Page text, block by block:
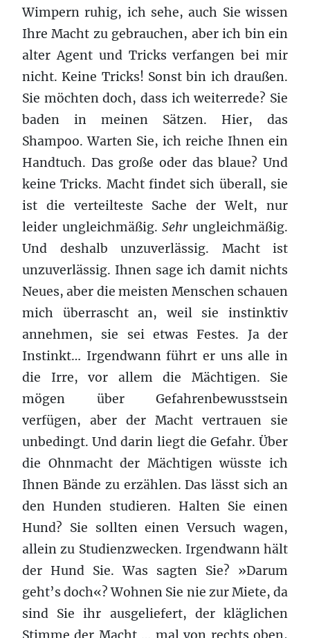
Wimpern ruhig, ich sehe, auch Sie wissen
Ihre Macht zu gebrauchen, aber ich bin ein
alter Agent und Tricks verfangen bei mir
nicht. Keine Tricks! Sonst bin ich draußen.
Sie möchten doch, dass ich weiterrede? Sie
baden in meinen Sätzen. Hier, das
Shampoo. Warten Sie, ich reiche Ihnen ein
Handtuch. Das große oder das blaue? Und
keine Tricks. Macht findet sich überall, sie
ist die verteilteste Sache der Welt, nur
leider ungleichmäßig.Sehrungleichmäßig.
Und deshalb unzuverlässig. Macht ist
unzuverlässig. Ihnen sage ich damit nichts
Neues, aber die meisten Menschen schauen
mich überrascht an, weil sie instinktiv
annehmen, sie sei etwas Festes. Ja der
Instinkt… Irgendwann führt er uns alle in
die Irre, vor allem die Mächtigen. Sie
mögen über Gefahrenbewusstsein
verfügen, aber der Macht vertrauen sie
unbedingt. Und darin liegt die Gefahr. Über
die Ohnmacht der Mächtigen wüsste ich
Ihnen Bände zu erzählen. Das lässt sich an
den Hunden studieren. Halten Sie einen
Hund? Sie sollten einen Versuch wagen,
allein zu Studienzwecken. Irgendwann hält
der Hund Sie. Was sagten Sie? »Darum
geht’s doch«? Wohnen Sie nie zur Miete, da
sind Sie ihr ausgeliefert, der kläglichen